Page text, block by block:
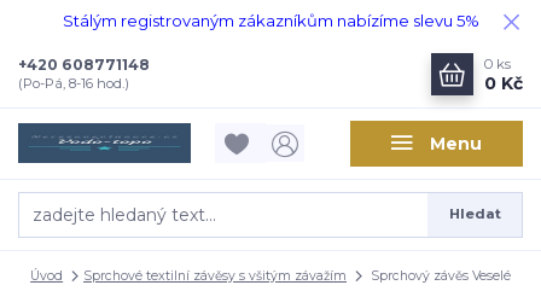
Stálým registrovaným zákazníkům nabízíme slevu 5%
Menu
Hledat
+420 608771148
(Po-Pá, 8-16 hod.)
0 ks
0 Kč
Úvod Sprchové textilní závěsy s všitým závažím
Sprchový závěs Veselé